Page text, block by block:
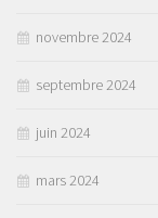
novembre 2024
septembre 2024
juin 2024
mars 2024